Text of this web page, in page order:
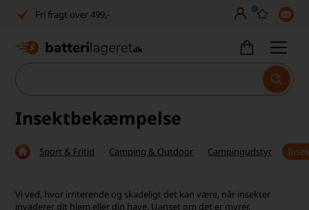
Fri fragt over 499,-
Dansk lager
1040+ glade kunder på Trustpilot
Dag-til-dag levering
0
Insektbekæmpelse
Sport & Fritid Camping & Outdoor Campingudstyr
Vi ved, hvor irriterende og skadeligt det kan være, når insekter
invaderer dit hjem eller din have. Uanset om det er myrer,